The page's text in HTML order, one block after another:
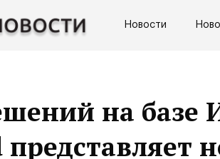
Новости
на базе
представляет